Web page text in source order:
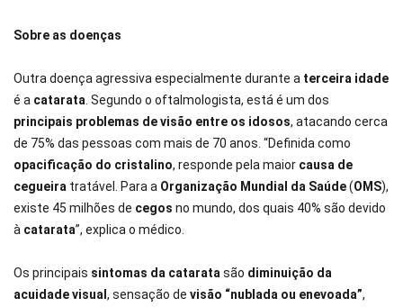
Sobre as doenças
Outra doença agressiva especialmente durante a terceira idade
é a catarata . Segundo o oftalmologista, está é um dos
principais problemas de visão entre os idosos, atacando cerca
de 75% das pessoas com mais de 70 anos. “Definida como
opacificação do cristalino, responde pela maior causa de
cegueira tratável. Para a Organização Mundial da Saúde(OMS),
existe 45 milhões de cegos no mundo, dos quais 40% são devido
à catarata”, explica o médico.
Os principais sintomas da catarata são diminuição da
acuidade visual, sensação de visão “nublada ou enevoada”,